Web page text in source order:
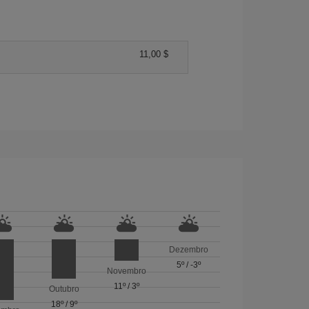
11,00 $
Outubro
18º/ 9º
Novembro
11º/ 3º
Dezembro
5º /-3º